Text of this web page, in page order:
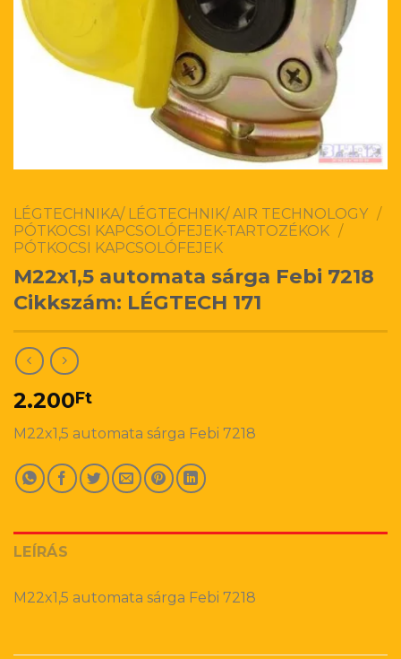
LÉGTECHNIKA/ LÉGTECHNIK/ AIR TECHNOLOGY /
PÓTKOCSI KAPCSOLÓFEJEK-TARTOZÉKOK /
PÓTKOCSI KAPCSOLÓFEJEK
M22x1,5 automata sárga Febi 7218
Cikkszám: LÉGTECH 171
2.200Ft
M22x1,5 automata sárga Febi 7218
LEÍRÁS
M22x1,5 automata sárga Febi 7218